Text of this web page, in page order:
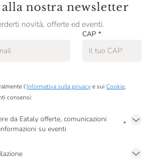
nostra newsletter
novità, offerte ed eventi.
CAP *
l’Informativa sulla privacye sui Cookie,
consensi:
da Eataly offerte, comunicazioni
su eventi
*